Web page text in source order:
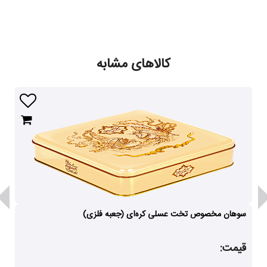
کالاهای مشابه
سوهان مخصوص تخت عسلی کره‌ای (جعبه فلزی)
قیمت: